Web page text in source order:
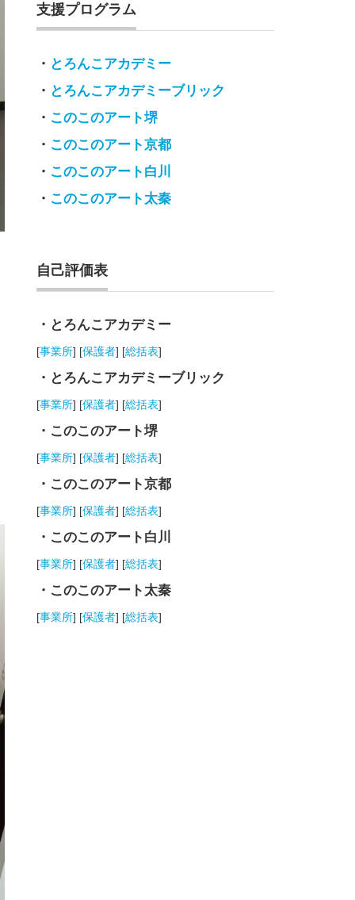
支援プログラム
・ とろんこアカデミー
・ とろんこアカデミーブリック
・ このこのアート堺
・ このこのアート京都
・ このこのアート白川
・ このこのアート太秦
自己評価表
・とろんこアカデミー
[事業所] [保護者] [総括表]
・とろんこアカデミーブリック
[事業所] [保護者] [総括表]
・このこのアート堺
[事業所] [保護者] [総括表]
・このこのアート京都
[事業所] [保護者] [総括表]
・このこのアート白川
[事業所] [保護者] [総括表]
・このこのアート太秦
[事業所] [保護者] [総括表]